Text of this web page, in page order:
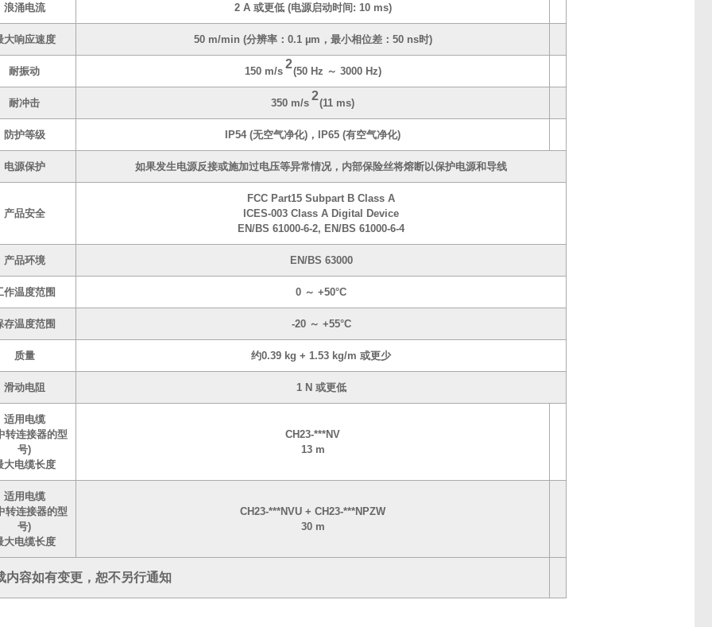
内容如有变更，恕不另行通知
浪涌电流 2 A 或更低 (电源启动时间: 10 ms)
大响应速度 50 m/min (分辨率：0.1 µm，最小相位差：50 ns时)
耐振动 150 m/s
2
(50 Hz ～ 3000 Hz)
耐冲击 350 m/s
2
(11 ms)
防护等级 IP54 (无空气净化)，IP65 (有空气净化)
电源保护 如果发生电源反接或施加过电压等异常情况，内部保险丝将熔断以保护电源和导线
产品安全
FCC Part15 Subpart B Class A
ICES-003 Class A Digital Device
EN/BS 61000-6-2, EN/BS 61000-6-4
产品环境 EN/BS 63000
作温度范围 0 ～ +50°C
存温度范围 -20 ～ +55°C
质量 约0.39 kg + 1.53 kg/m 或更少
滑动电阻 1 N 或更低
适用电缆
转连接器的型
号)
大电缆长度
CH23-***NV
13 m
适用电缆
转连接器的型
号)
大电缆长度
CH23-***NVU + CH23-***NPZW
30 m